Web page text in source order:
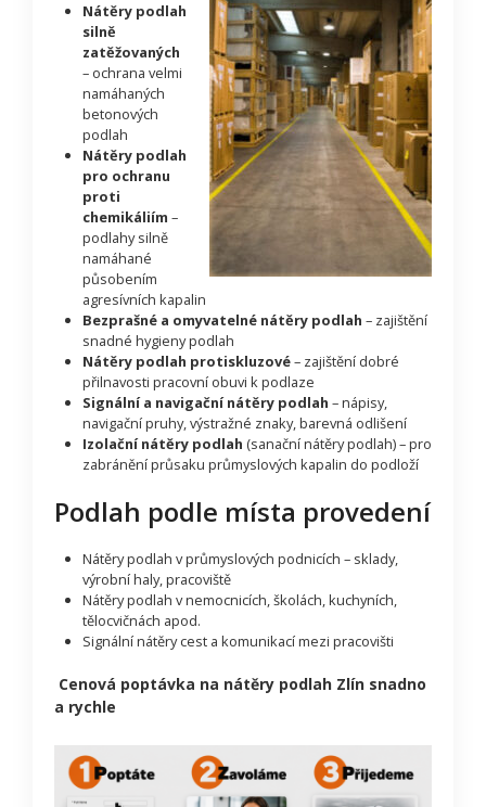
Nátěry podlah
silně
zatěžovaných
– ochrana velmi
namáhaných
betonových
podlah
Nátěry podlah
pro ochranu
proti
chemikáliím –
podlahy silně
namáhané
působením
agresívních kapalin
Bezprašné a omyvatelné nátěry podlah – zajištění
snadné hygieny podlah
Nátěry podlah protiskluzové– zajištění dobré
přilnavosti pracovní obuvi k podlaze
Signální a navigační nátěry podlah – nápisy,
navigační pruhy, výstražné znaky, barevná odlišení
Izolační nátěry podlah (sanační nátěry podlah) – pro
zabránění průsaku průmyslových kapalin do podloží
Podlah podle místa provedení
Nátěry podlah v průmyslových podnicích – sklady,
výrobní haly, pracoviště
Nátěry podlah v nemocnicích, školách, kuchyních,
tělocvičnách apod.
Signální nátěry cest a komunikací mezi pracovišti
Cenová poptávka na nátěry podlah Zlín snadno
a rychle